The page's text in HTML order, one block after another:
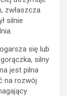
zwłaszcza
silnie
się lub
silny
jest pilna
na rozwój